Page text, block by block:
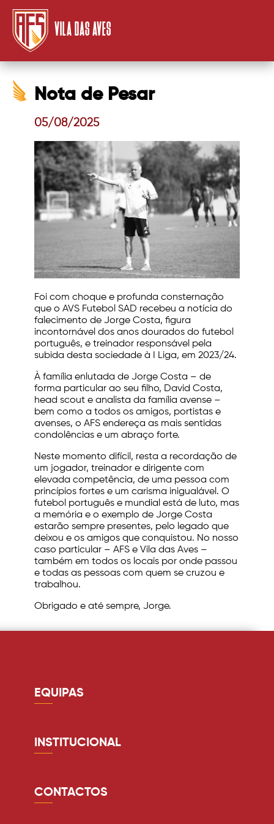
VILA DAS AVES
Nota de Pesar
05/08/2025
Foi com choque e profunda consternação
que o AVS Futebol SAD recebeu a notícia do
falecimento de Jorge Costa, figura
incontornável dos anos dourados do futebol
português, e treinador responsável pela
subida desta sociedade à I Liga, em 2023/24.
À família enlutada de Jorge Costa – de
forma particular ao seu filho, David Costa,
head scout e analista da família avense –
bem como a todos os amigos, portistas e
avenses, o AFS endereça as mais sentidas
condolências e um abraço forte.
Neste momento difícil, resta a recordação de
um jogador, treinador e dirigente com
elevada competência, de uma pessoa com
princípios fortes e um carisma inigualável. O
futebol português e mundial está de luto, mas
a memória e o exemplo de Jorge Costa
estarão sempre presentes, pelo legado que
deixou e os amigos que conquistou. No nosso
caso particular – AFS e Vila das Aves –
também em todos os locais por onde passou
e todas as pessoas com quem se cruzou e
trabalhou.
Obrigado e até sempre, Jorge.
EQUIPAS
Defesa
Equipa Técnica
INSTITUCIONAL
Estádio
CONTACTOS